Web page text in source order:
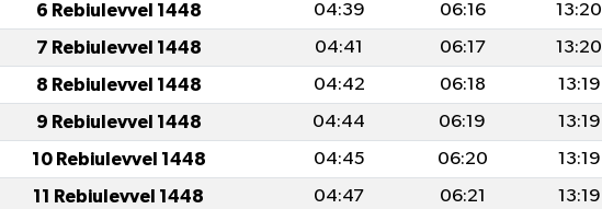
6 Rebiulevvel 1448 04:39 06:16 13:20
7 Rebiulevvel 1448 04:41 06:17 13:20
8 Rebiulevvel 1448 04:42 06:18 13:19
9 Rebiulevvel 1448 04:44 06:19 13:19
10 Rebiulevvel 1448 04:45 06:20 13:19
11 Rebiulevvel 1448 04:47 06:21 13:19